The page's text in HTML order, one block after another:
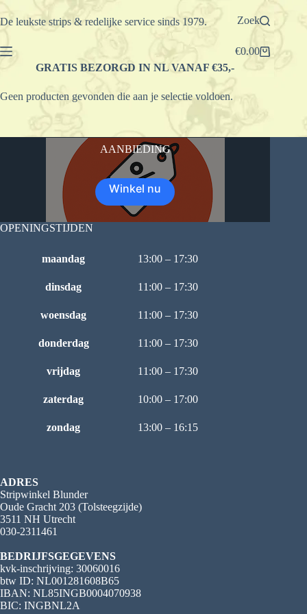
Ga
naar
De leukste strips & redelijke service sinds 1979. Zoek
Winkelwagen
€0.00
GRATIS BEZORGD IN NL VANAF €35,-
Geen producten gevonden die aan je selectie voldoen.
AANBIEDING
Winkel nu
OPENINGSTIJDEN
maandag 13:00 – 17:30
dinsdag 11:00 – 17:30
woensdag 11:00 – 17:30
donderdag 11:00 – 17:30
vrijdag 11:00 – 17:30
zaterdag 10:00 – 17:00
zondag 13:00 – 16:15
ADRES
Stripwinkel Blunder
Oude Gracht 203 (Tolsteegzijde)
3511 NH Utrecht
030-2311461
BEDRIJFSGEGEVENS
kvk-inschrijving: 30060016
btw ID: NL001281608B65
IBAN: NL85INGB0004070938
BIC: INGBNL2A